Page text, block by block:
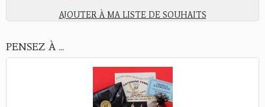
AJOUTER À MA LISTE DE SOUHAITS
PENSEZ À ...